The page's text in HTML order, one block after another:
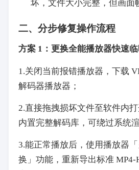
坏，文件大小完整，但画面
二、分步修复操作流程
方案 1：更换全能播放器快速
1.关闭当前报错播放器，下载
解码器播放器；
2.直接拖拽损坏文件至软件内
内置完整解码库，可绕过系统
3.能正常播放后，使用播放器
换」功能，重新导出标准 MP4-